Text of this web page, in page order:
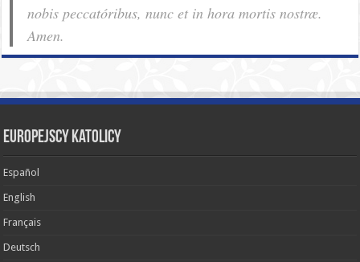
nobis pec­ca­tóribus, nunc et in hora mortis nostræ.
Amen.
Europejscy katolicy
Español
English
Français
Deutsch